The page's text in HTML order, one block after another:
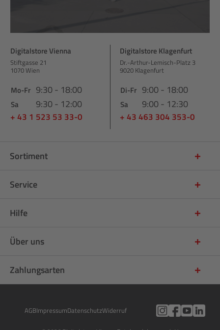
Digitalstore Vienna
Stiftgasse 21
1070 Wien
Mo-Fr 9:30 - 18:00
Sa 9:30 - 12:00
+ 43 1 523 53 33-0
Digitalstore Klagenfurt
Dr.-Arthur-Lemisch-Platz 3
9020 Klagenfurt
Di-Fr 9:00 - 18:00
Sa 9:00 - 12:30
+ 43 463 304 353-0
Sortiment
Service
Hilfe
Über uns
Zahlungsarten
AGBImpressumDatenschutzWiderruf